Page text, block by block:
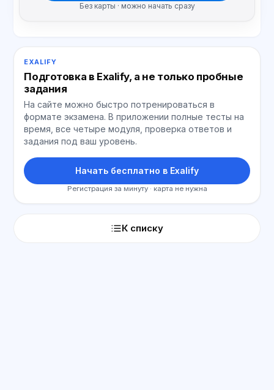
Без карты · можно начать сразу
EXALIFY
Подготовка в Exalify, а не только пробные
задания
На сайте можно быстро потренироваться в
формате экзамена. В приложении полные тесты на
время, все четыре модуля, проверка ответов и
задания под ваш уровень.
Начать бесплатно в Exalify
Регистрация за минуту · карта не нужна
К списку